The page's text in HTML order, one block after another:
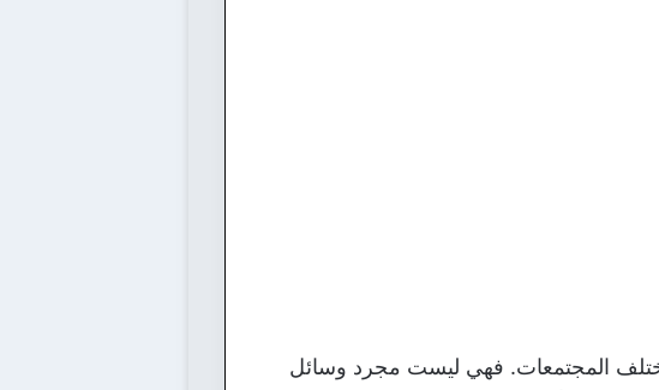
مختلف المجتمعات. فهي ليست مجرد وسائل